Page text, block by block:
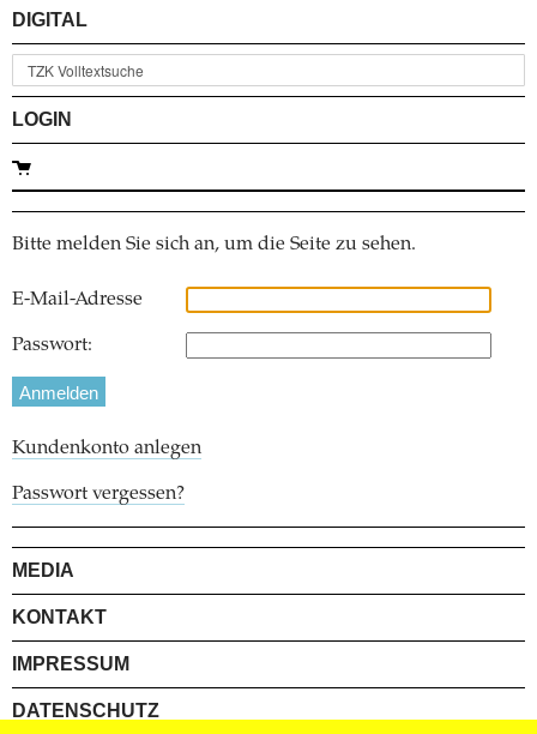
DIGITAL
LOGIN
Bitte melden Sie sich an, um die Seite zu sehen.
E-Mail-Adresse
Passwort:
Kundenkonto anlegen
Passwort vergessen?
MEDIA
KONTAKT
IMPRESSUM
DATENSCHUTZ